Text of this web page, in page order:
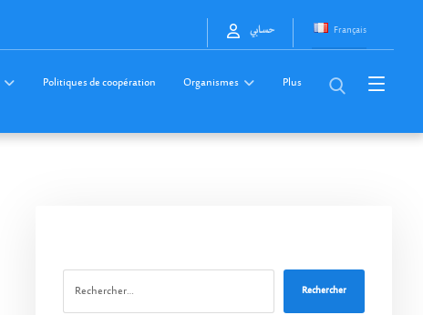
Français حسابي
Politiques de coopération Organismes Plus
Rechercher